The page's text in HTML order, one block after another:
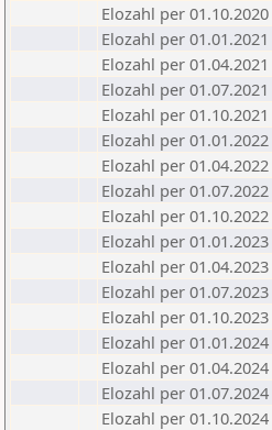
Elozahl per 01.10.2020
Elozahl per 01.01.2021
Elozahl per 01.04.2021
Elozahl per 01.07.2021
Elozahl per 01.10.2021
Elozahl per 01.01.2022
Elozahl per 01.04.2022
Elozahl per 01.07.2022
Elozahl per 01.10.2022
Elozahl per 01.01.2023
Elozahl per 01.04.2023
Elozahl per 01.07.2023
Elozahl per 01.10.2023
Elozahl per 01.01.2024
Elozahl per 01.04.2024
Elozahl per 01.07.2024
Elozahl per 01.10.2024